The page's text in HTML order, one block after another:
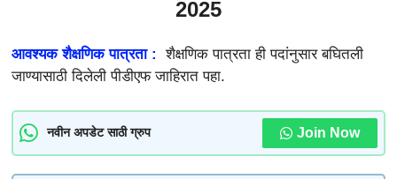
2025
आवश्यक शैक्षणिक पात्रता : शैक्षणिक पात्रता ही पदांनुसार बघितली
जाण्यासाठी दिलेली पीडीएफ जाहिरात पहा.
नवीन अपडेट साठी ग्रुप Join Now